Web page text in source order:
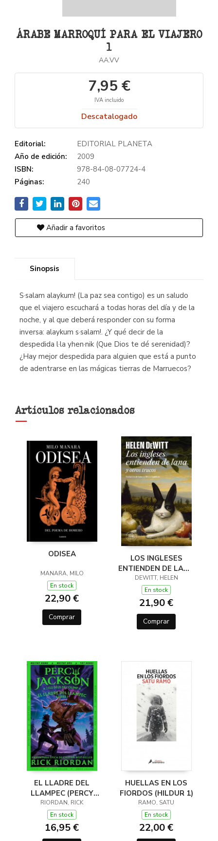
ÁRABE MARROQUÍ PARA EL VIAJERO
1
AA.VV
7,95 €
IVA incluido
Descatalogado
Editorial:
EDITORIAL PLANETA
Año de edición:
2009
ISBN:
978-84-08-07724-4
Páginas:
240
Añadir a favoritos
Sinopsis
S·salam alaykum! (La paz sea contigo) es un saludo
que el viajero escuchará a todas horas del día y de la
noche, y al que deberá responder con su forma
inversa: alaykum s·salam!. ¿Y qué decir de la
despedida l·la yhen·nik (Que Dios te dé serenidad)?
¿Hay mejor despedida para alguien que está a punto
de adentrarse en las mágicas tierras de Marruecos?
Artículos relacionados
ODISEA
MANARA, MILO
En stock
22,90 €
Comprar
LOS INGLESES
ENTIENDEN DE LANA
(Y OTROS TRUCOS)
DEWITT, HELEN
En stock
21,90 €
Comprar
EL LLADRE DEL
LLAMPEC (PERCY
JACKSON I ELS DÉUS
DE L'OLIMP 1)
RIORDAN, RICK
En stock
16,95 €
HUELLAS EN LOS
FIORDOS (HILDUR 1)
RAMO, SATU
En stock
22,00 €